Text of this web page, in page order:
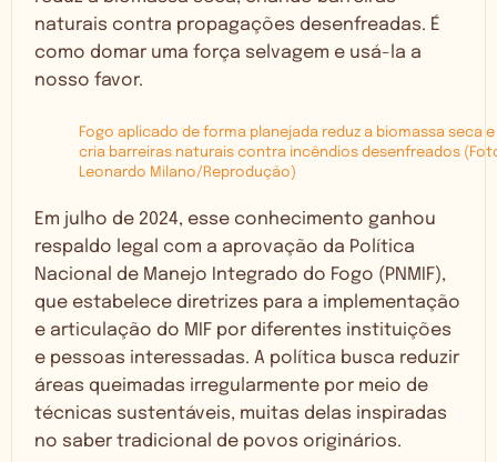
naturais contra propagações desenfreadas. É
como domar uma força selvagem e usá-la a
nosso favor.
Fogo aplicado de forma planejada reduz a biomassa seca e
cria barreiras naturais contra incêndios desenfreados
Leonardo Milano/Reprodução)
Em julho de 2024, esse conhecimento ganhou
respaldo legal com a aprovação da Política
Nacional de Manejo Integrado do Fogo (PNMIF),
que estabelece diretrizes para a implementação
e articulação do MIF por diferentes instituições
e pessoas interessadas. A política busca reduzir
áreas queimadas irregularmente por meio de
técnicas sustentáveis, muitas delas inspiradas
no saber tradicional de povos originários.